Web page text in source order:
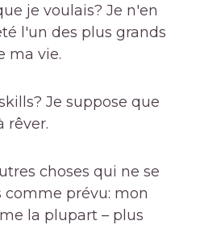
je voulais? Je n'en
l'un des plus grands
ma vie.
Je suppose que
rêver.
choses qui ne se
comme prévu: mon
la plupart – plus